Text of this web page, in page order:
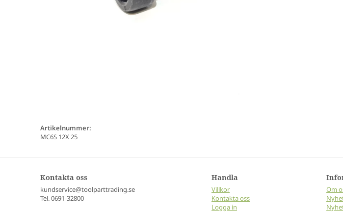
Artikelnummer:
MC6S 12X 25
Kontakta oss
kundservice@toolparttrading.se
Tel. 0691-32800
Handla
Villkor
Kontakta oss
Logga in
Om